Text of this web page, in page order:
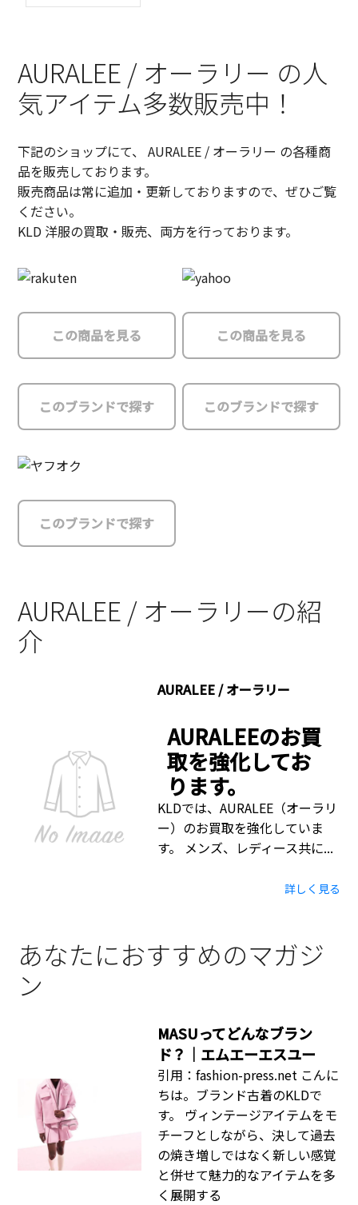
AURALEE / オーラリー の人
気アイテム多数販売中！
下記のショップにて、 AURALEE / オーラリー の各種商
品を販売しております。
販売商品は常に追加・更新しておりますので、ぜひご覧
ください。
KLD 洋服の買取・販売、両方を行っております。
この商品を見る
このブランドで探す
この商品を見る
このブランドで探す
このブランドで探す
AURALEE / オーラリーの紹
介
AURALEE / オーラリー
AURALEEのお買
取を強化してお
ります。
KLDでは、AURALEE（オーラリ
ー）のお買取を強化していま
す。 メンズ、レディース共に...
詳しく見る
あなたにおすすめのマガジ
ン
MASUってどんなブラン
ド？｜エムエーエスユー
引用：fashion-press.net こんに
ちは。ブランド古着のKLDで
す。 ヴィンテージアイテムをモ
チーフとしながら、決して過去
の焼き増しではなく新しい感覚
と併せて魅力的なアイテムを多
く展開する